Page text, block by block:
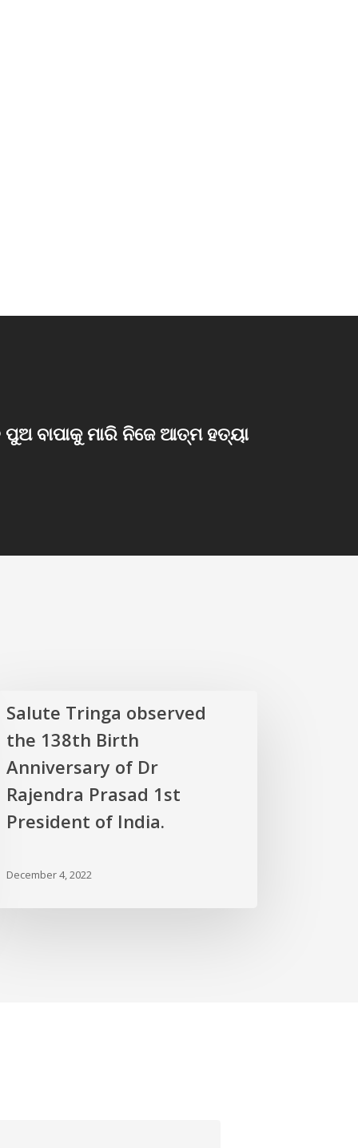
ବାପାକୁ ମାରି ନିଜେ ଆତ୍ମ ହତ୍ୟା
Salute Tringa observed
the 138th Birth
Anniversary of Dr
Rajendra Prasad 1st
President of India.
December 4, 2022